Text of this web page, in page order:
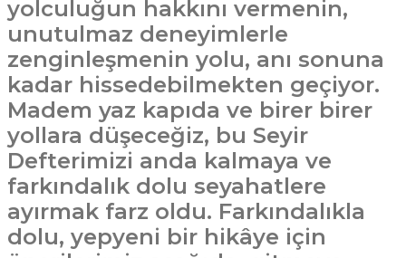
yolculuğun hakkını vermenin,
unutulmaz deneyimlerle
zenginleşmenin yolu, anı sonuna
kadar hissedebilmekten geçiyor.
Madem yaz kapıda ve birer birer
yollara düşeceğiz, bu Seyir
Defterimizi anda kalmaya ve
farkındalık dolu seyahatlere
ayırmak farz oldu. Farkındalıkla
dolu, yepyeni bir hikâye için